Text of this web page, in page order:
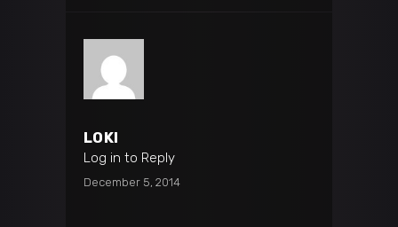
LOKI
Log in to Reply
December 5, 2014